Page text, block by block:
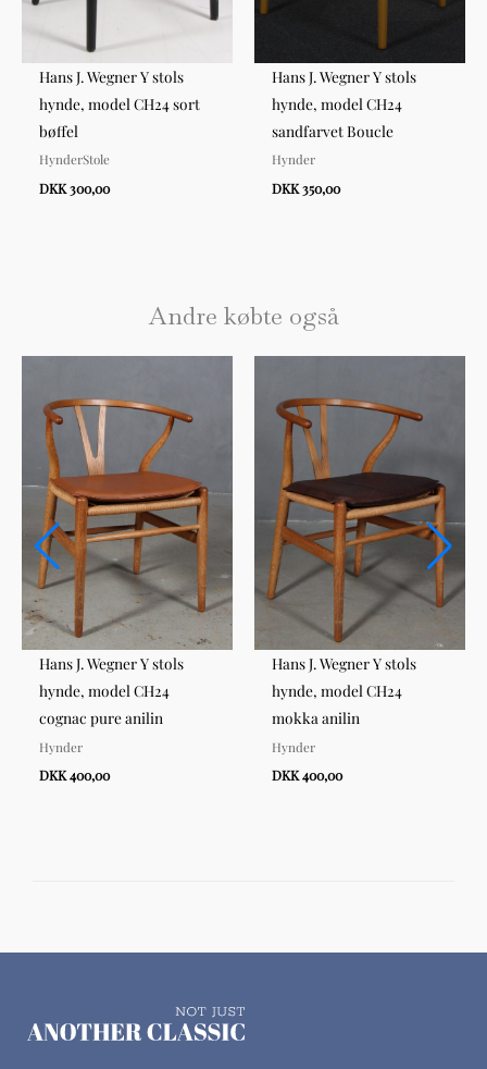
Hans J. Wegner Y stols
hynde, model CH24 sort
bøffel
HynderStole
DKK 300,00
Hans J. Wegner Y stols
hynde, model CH24
sandfarvet Boucle
Hynder
DKK 350,00
Andre købte også
Hans J. Wegner Y stols
hynde, model CH24
cognac pure anilin
Hynder
DKK 400,00
Hans J. Wegner Y stols
hynde, model CH24
mokka anilin
Hynder
DKK 400,00